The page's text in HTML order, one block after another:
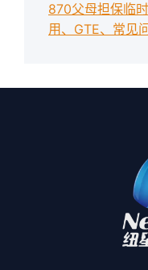
870父母担保临
用、GTE、常见